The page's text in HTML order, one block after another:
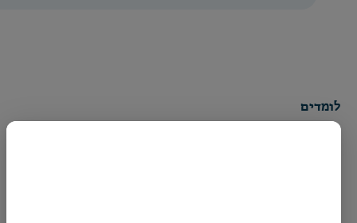
שיעור תניא 23
לומדים